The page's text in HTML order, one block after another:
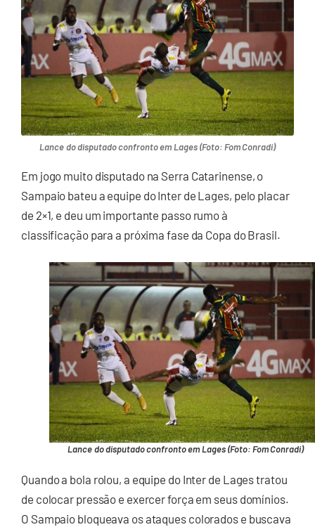
Lance do disputado confronto em Lages (Foto: Fom Conradi)
Em jogo muito disputado na Serra Catarinense, o
Sampaio bateu a equipe do Inter de Lages, pelo placar
de 2×1, e deu um importante passo rumo à
classificação para a próxima fase da Copa do Brasil.
Lance do disputado confronto em Lages (Foto: Fom Conradi)
Quando a bola rolou, a equipe do Inter de Lages tratou
de colocar pressão e exercer força em seus domínios.
O Sampaio bloqueava os ataques colorados e buscava